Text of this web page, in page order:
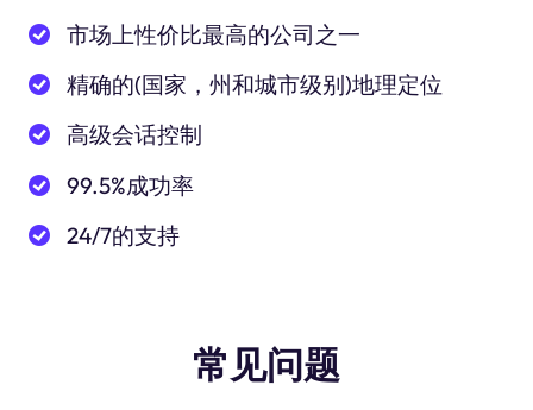
市场上性价比最高的公司之一
精确的(国家，州和城市级别)地理定位
高级会话控制
99.5%成功率
24/7的支持
常见问题